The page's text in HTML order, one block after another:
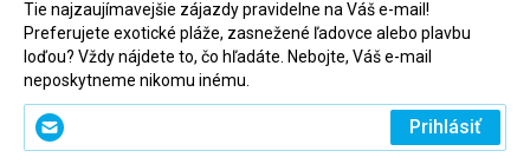
Tie najzaujímavejšie zájazdy pravidelne na Váš e-mail!
Preferujete exotické pláže, zasnežené ľadovce alebo plavbu
loďou? Vždy nájdete to, čo hľadáte. Nebojte, Váš e-mail
neposkytneme nikomu inému.
Zadajte
svoj
Prihlásiť